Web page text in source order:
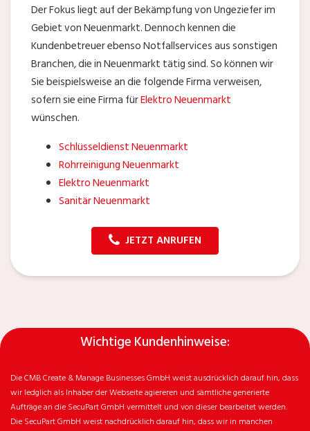
Der Fokus liegt auf der Bekämpfung von Ungeziefer im
Gebiet von Neuenmarkt. Dennoch kennen die
Kundenbetreuer ebenso Notfallservices aus sonstigen
Branchen, die in Neuenmarkt tätig sind. So können wir
Sie beispielsweise an die folgende Firma verweisen,
sofern sie eine Firma fürElektro Neuenmarkt
wünschen.
Schlüsseldienst Neuenmarkt
Rohrreinigung Neuenmarkt
Elektro Neuenmarkt
Sanitär Neuenmarkt
JETZT ANRUFEN
Wichtige Kundenhinweise:
Die CMB Create & Manage Businesses GmbH weist ausdrücklich darauf hin, dass
wir ledglich als Inhaber der Webseite agiereren und sämtliche generierte
Aufträge an die SecuPart GmbH vermittelt und von dieser bearbeitet werden.
Die SecuPart GmbH weist nachdrücklich darauf hin, dass wir in manchen